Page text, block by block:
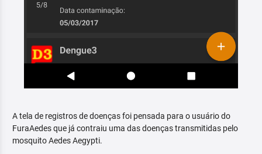
A tela de registros de doenças foi pensada para o usuário do
FuraAedes que já contraiu uma das doenças transmitidas pelo
mosquito Aedes Aegypti.